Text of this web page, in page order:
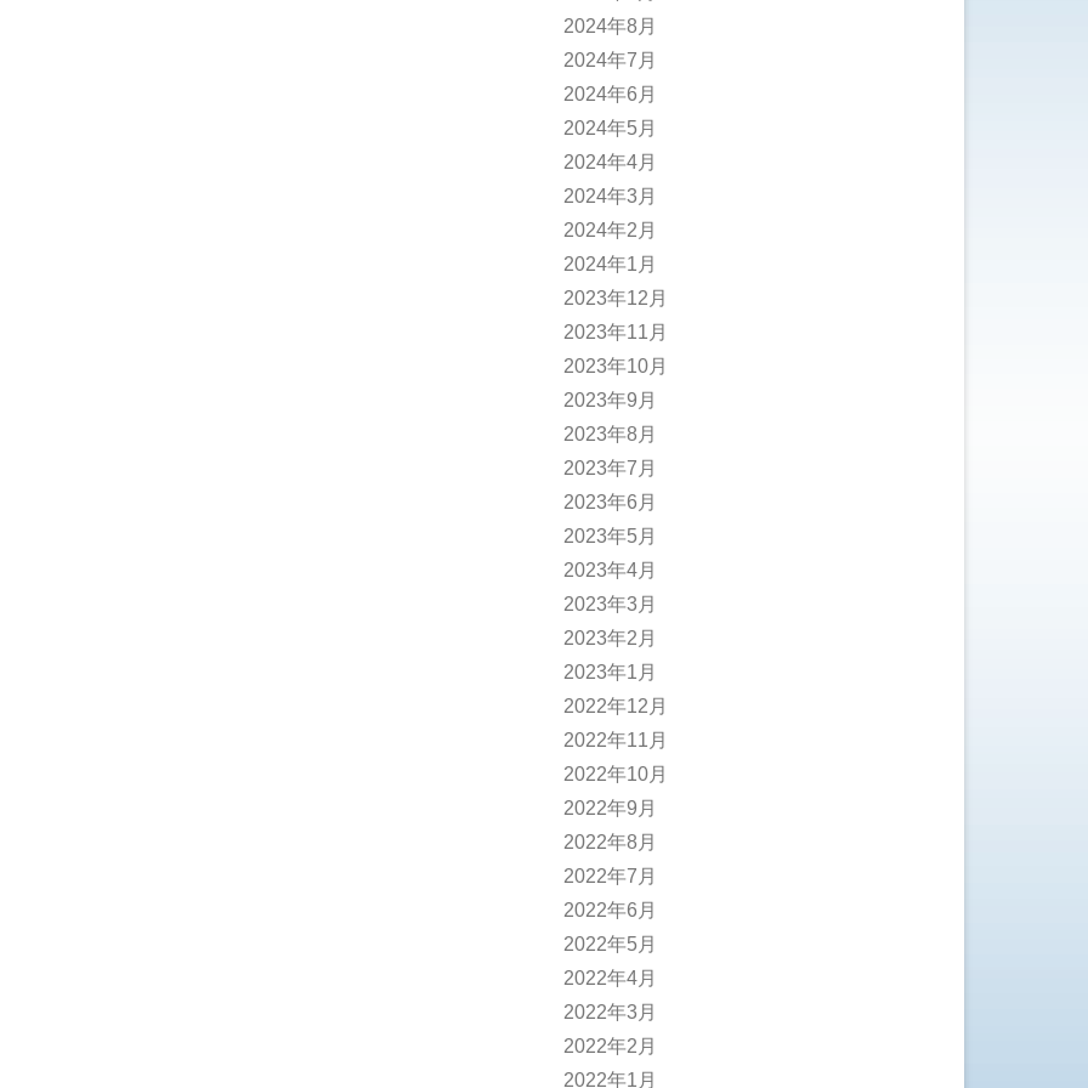
2024年8月
2024年7月
2024年6月
2024年5月
2024年4月
2024年3月
2024年2月
2024年1月
2023年12月
2023年11月
2023年10月
2023年9月
2023年8月
2023年7月
2023年6月
2023年5月
2023年4月
2023年3月
2023年2月
2023年1月
2022年12月
2022年11月
2022年10月
2022年9月
2022年8月
2022年7月
2022年6月
2022年5月
2022年4月
2022年3月
2022年2月
2022年1月